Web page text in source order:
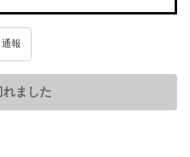
通報
れました